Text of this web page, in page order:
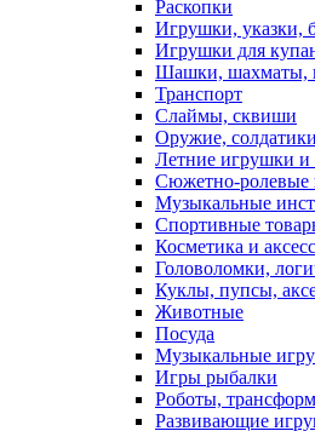
Раскопки
Игрушки, указки,
Игрушки для
Шашки, шахматы,
Транспорт
Слаймы, сквиши
Оружие,
Летние игрушки
Сюжетно-ролевые
Музыкальные
Спортивные
Косметика и
Головоломки,
Куклы, пупсы,
Животные
Посуда
Музыкальные
Игры рыбалки
Роботы,
Развивающие